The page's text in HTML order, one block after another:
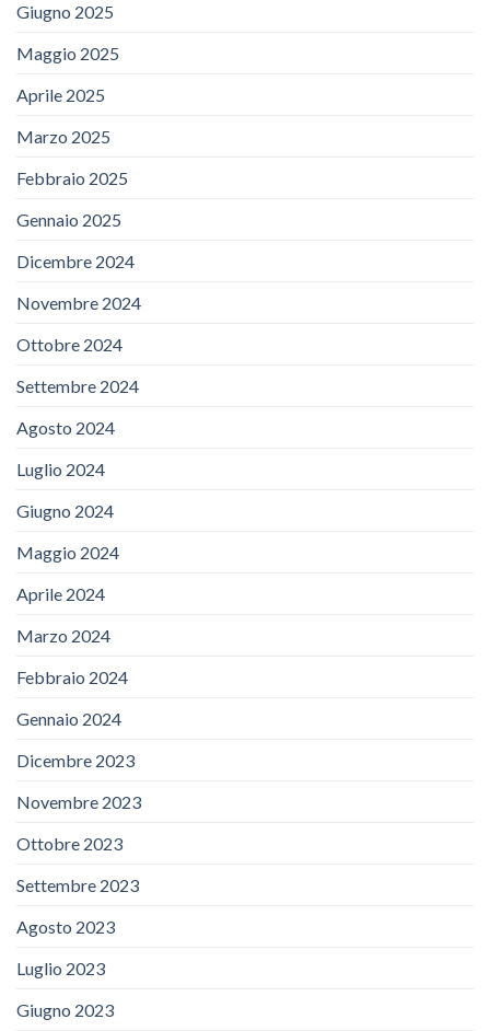
Giugno 2025
Maggio 2025
Aprile 2025
Marzo 2025
Febbraio 2025
Gennaio 2025
Dicembre 2024
Novembre 2024
Ottobre 2024
Settembre 2024
Agosto 2024
Luglio 2024
Giugno 2024
Maggio 2024
Aprile 2024
Marzo 2024
Febbraio 2024
Gennaio 2024
Dicembre 2023
Novembre 2023
Ottobre 2023
Settembre 2023
Agosto 2023
Luglio 2023
Giugno 2023